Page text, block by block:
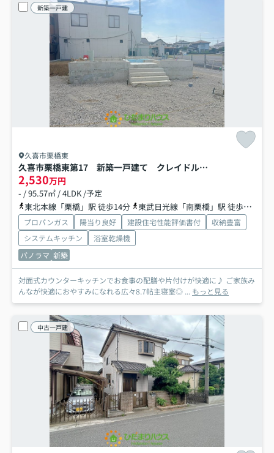
新築一戸建
久喜市栗橋東
久喜市栗橋東第17 新築一戸建て クレイドルガーデン
2,530万円
- / 95.57㎡ / 4LDK /予定
東北本線「栗橋」駅 徒歩14分
東武日光線「南栗橋」駅 徒歩30分
プロパンガス 陽当り良好 建設住宅性能評価書付
収納豊富
システムキッチン
浴室乾燥機
パノラマ 新築
対面式カウンターキッチンでお食事の配膳や片付けが快適に♪ ご家族み
んなが快適におやすみになれる広々8.7帖主寝室◎ ... もっと見る
中古一戸建